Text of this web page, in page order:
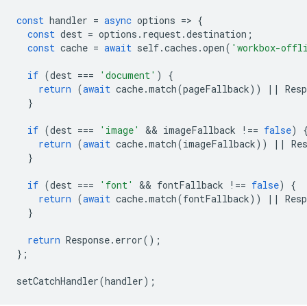
const handler = async options => {
const dest = options . request.destination ;
const cache = await self.caches .open( 'workbox-
if (dest === 'document' )
{
return (await cache.match(pageFallback)) ||
}
if (dest === 'image' && imageFallback !== false)
return (await cache.match(imageFallback)) ||
}
if (dest === 'font' && fontFallback !== false)
{
return (await cache.match(fontFallback)) ||
}
return Response. error();
};
setCatchHandler(handler);